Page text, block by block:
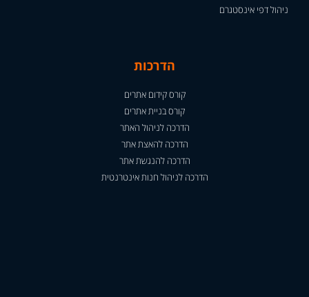
ניהול דפי אינסטגרם
הדרכות
קורס קידום אתרים
קורס בניית אתרים
הדרכה לניהול האתר
הדרכה להאצת אתר
הדרכה להנגשת אתר
הדרכה לניהול חנות אינטרנטית